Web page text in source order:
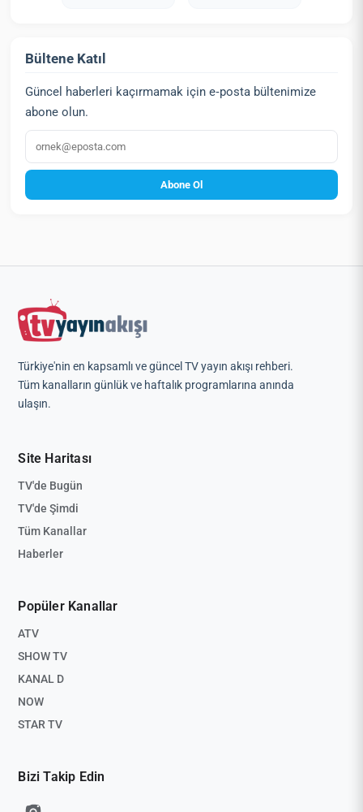
Bültene Katıl
Güncel haberleri kaçırmamak için e‑posta bültenimize
abone olun.
E‑posta
Abone Ol
Türkiye'nin en kapsamlı ve güncel TV yayın akışı rehberi.
Tüm kanalların günlük ve haftalık programlarına anında
ulaşın.
Site Haritası
TV'de Bugün
TV'de Şimdi
Tüm Kanallar
Haberler
Popüler Kanallar
ATV
SHOW TV
KANAL D
NOW
STAR TV
Bizi Takip Edin